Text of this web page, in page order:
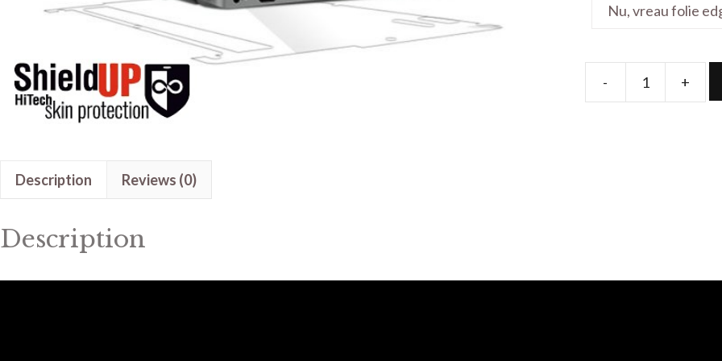
- +
Description Reviews (0)
Description